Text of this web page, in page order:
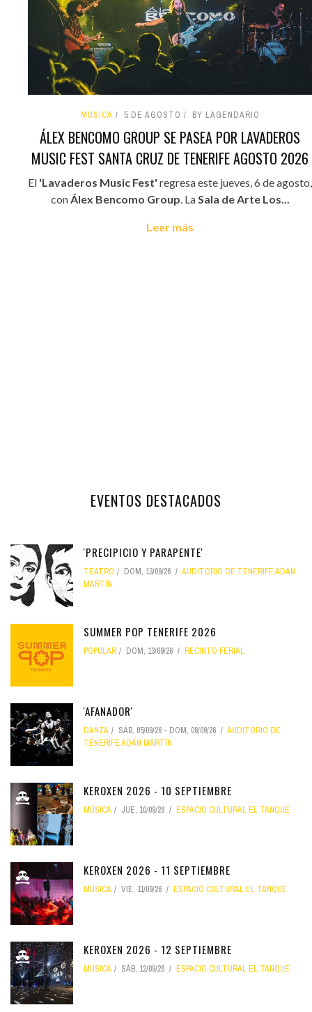
MÚSICA 5 DE AGOSTO BY LAGENDARIO
ÁLEX BENCOMO GROUP SE PASEA POR LAVADEROS
MUSIC FEST SANTA CRUZ DE TENERIFE AGOSTO 2026
El 'Lavaderos Music Fest' regresa este jueves, 6 de agosto,
conÁlex Bencomo Group. LaSala de Arte Los...
Leer más
EVENTOS DESTACADOS
'PRECIPICIO Y PARAPENTE'
TEATRO DOM, 13/09/26
AUDITORIO DE TENERIFE ADÁN
MARTÍN
SUMMER POP TENERIFE 2026
POPULAR DOM, 13/09/26 RECINTO FERIAL
'AFANADOR'
DANZA SÁB, 05/09/26 - DOM, 06/09/26
AUDITORIO DE
TENERIFE ADÁN MARTÍN
KEROXEN 2026 - 10 SEPTIEMBRE
MÚSICA JUE, 10/09/26 ESPACIO CULTURAL EL TANQUE
KEROXEN 2026 - 11 SEPTIEMBRE
MÚSICA VIE, 11/09/26 ESPACIO CULTURAL EL TANQUE
KEROXEN 2026 - 12 SEPTIEMBRE
MÚSICA SÁB, 12/09/26 ESPACIO CULTURAL EL TANQUE